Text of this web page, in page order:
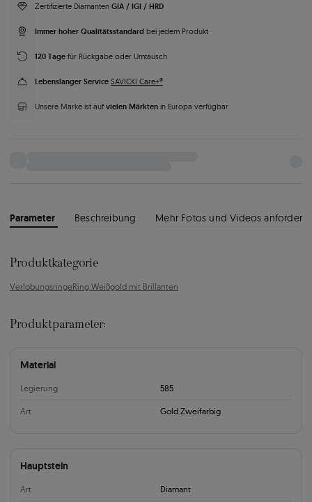
Zertifizierte Diamanten GIA / IGI / HRD
Immer hoher Qualitätsstandard bei jedem Produkt
120 Tage für Rückgabe oder Umtausch
Lebenslanger Service SAVICKI Care+®
Unsere Marke ist auf vielen Märkten in Europa verfügbar
Parameter Beschreibung Mehr Fotos und Videos anfordern
Produktkategorie
VerlobungsringeRing Weißgold mit Brillanten
Produktparameter:
Material
Legierung 585
Art Gold Zweifarbig
Hauptstein
Art Diamant